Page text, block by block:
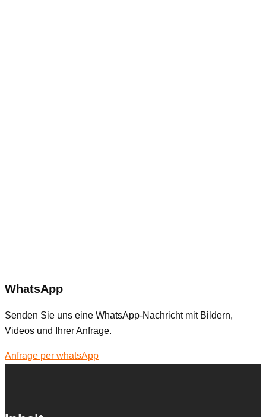
WhatsApp
Senden Sie uns eine WhatsApp-Nachricht mit Bildern,
Videos und Ihrer Anfrage.
Anfrage per whatsApp